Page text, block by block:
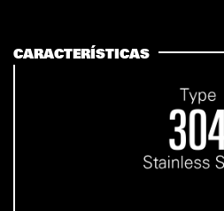
CARACTERÍSTICAS